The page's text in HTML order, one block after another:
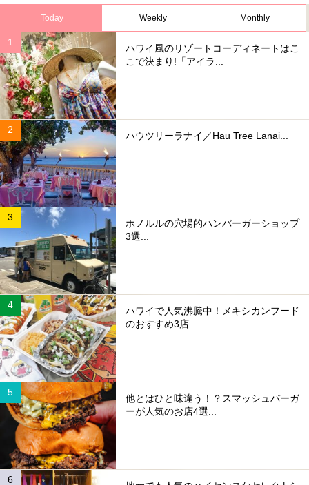
Today Weekly Monthly
ハワイ風のリゾートコーディネートはこ
こで決まり!「アイラ...
ハウツリーラナイ／Hau Tree Lanai...
ホノルルの穴場的ハンバーガーショップ
3選...
ハワイで人気沸騰中！メキシカンフード
のおすすめ3店...
他とはひと味違う！？スマッシュバーガ
ーが人気のお店4選...